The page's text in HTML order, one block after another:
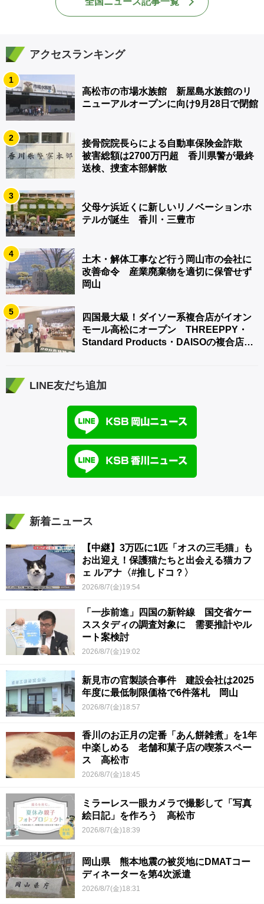
アクセスランキング
1
高松市の市場水族館 新屋島水族館のリ
ニューアルオープンに向け9月28日で閉館
2
接骨院院長らによる自動車保険金詐欺
被害総額は2700万円超 香川県警が最終
送検、捜査本部解散
3
父母ケ浜近くに新しいリノベーションホ
テルが誕生 香川・三豊市
4
土木・解体工事など行う岡山市の会社に
改善命令 産業廃棄物を適切に保管せず
岡山
5
四国最大級！ダイソー系複合店がイオン
モール高松にオープン THREEPPY・
Standard Products・DAISOの複合店は
LINE友だち追加
新着ニュース
【中継】3万匹に1匹「オスの三毛猫」も
お出迎え！保護猫たちと出会える猫カフ
ェ ルアナ〈#推しドコ？〉
2026/8/7(金)19:54
「一歩前進」四国の新幹線 国交省ケー
ススタディの調査対象に 需要推計やル
ート案検討
2026/8/7(金)19:02
新見市の官製談合事件 建設会社は2025
年度に最低制限価格で6件落札 岡山
2026/8/7(金)18:57
香川のお正月の定番「あん餅雑煮」を1年
中楽しめる 老舗和菓子店の喫茶スペー
ス 高松市
2026/8/7(金)18:45
ミラーレス一眼カメラで撮影して「写真
絵日記」を作ろう 高松市
2026/8/7(金)18:39
岡山県 熊本地震の被災地にDMATコー
ディネーターを第4次派遣
2026/8/7(金)18:31